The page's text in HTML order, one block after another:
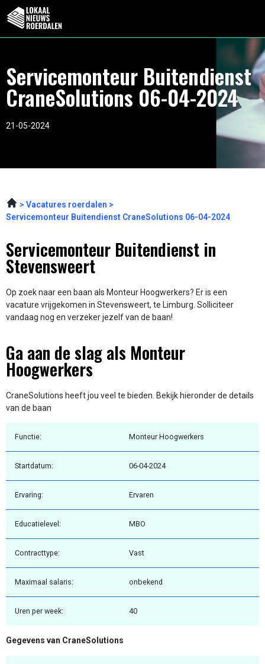
Servicemonteur Buitendienst
CraneSolutions 06-04-2024
21-05-2024
Vacatures roerdalen
Servicemonteur Buitendienst CraneSolutions 06-04-2024
Servicemonteur Buitendienst in
Stevensweert
Op zoek naar een baan als Monteur Hoogwerkers? Er is een
vacature vrijgekomen in Stevensweert, te Limburg. Solliciteer
vandaag nog en verzeker jezelf van de baan!
Ga aan de slag als Monteur
Hoogwerkers
CraneSolutions heeft jou veel te bieden. Bekijk hieronder de details
van de baan
Functie: Monteur Hoogwerkers
Startdatum: 06-04-2024
Ervaring: Ervaren
Educatielevel: MBO
Contracttype: Vast
Maximaal salaris: onbekend
Uren per week: 40
Gegevens van CraneSolutions